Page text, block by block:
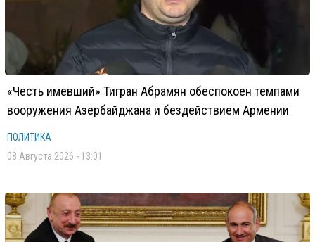
«Честь имевший» Тигран Абрамян обеспокоен темпами
вооружения Азербайджана и бездействием Армении
ПОЛИТИКА
08 Августа 2026 - 13:01